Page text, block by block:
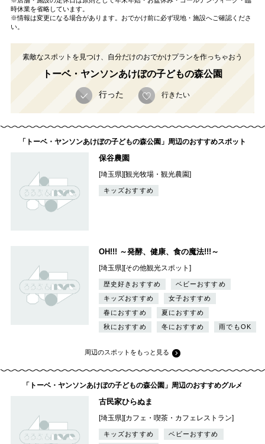
時休業を省略しています。
※情報は変更になる場合があります。おでかけ前に必ず現地・施設へご確認くださ
い。
素敵なスポットを見つけ、自分だけのおでかけプランを作っちゃおう
トーベ・ヤンソンあけぼの子どもの森公園
行った 行きたい
「トーベ・ヤンソンあけぼの子どもの森公園」周辺のおすすめスポット
保谷農園
[埼玉県][観光牧場・観光農園]
キッズおすすめ
OH!!! ～発酵、健康、食の魔法!!!～
[埼玉県][その他観光スポット]
歴史好きおすすめ
ベビーおすすめ
キッズおすすめ
女子おすすめ
春におすすめ
夏におすすめ
秋におすすめ
冬におすすめ 雨でもOK
周辺のスポットをもっと見る
「トーベ・ヤンソンあけぼの子どもの森公園」周辺のおすすめグルメ
古民家ひらぬま
[埼玉県][カフェ・喫茶・カフェレストラン]
キッズおすすめ
ベビーおすすめ